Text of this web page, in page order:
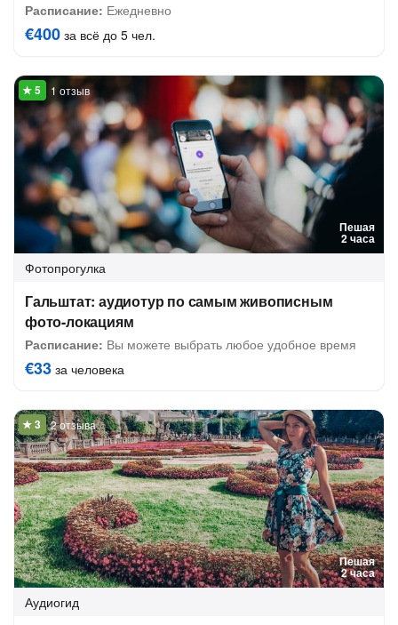
Расписание: Ежедневно
€400 за всё до 5 чел.
Пешая
2 часа
1 отзыв
Фотопрогулка
Гальштат: аудиотур по самым живописным
фото-локациям
Расписание: Вы можете выбрать любое удобное время
€33 за человека
Пешая
2 часа
2 отзыва
Аудиогид